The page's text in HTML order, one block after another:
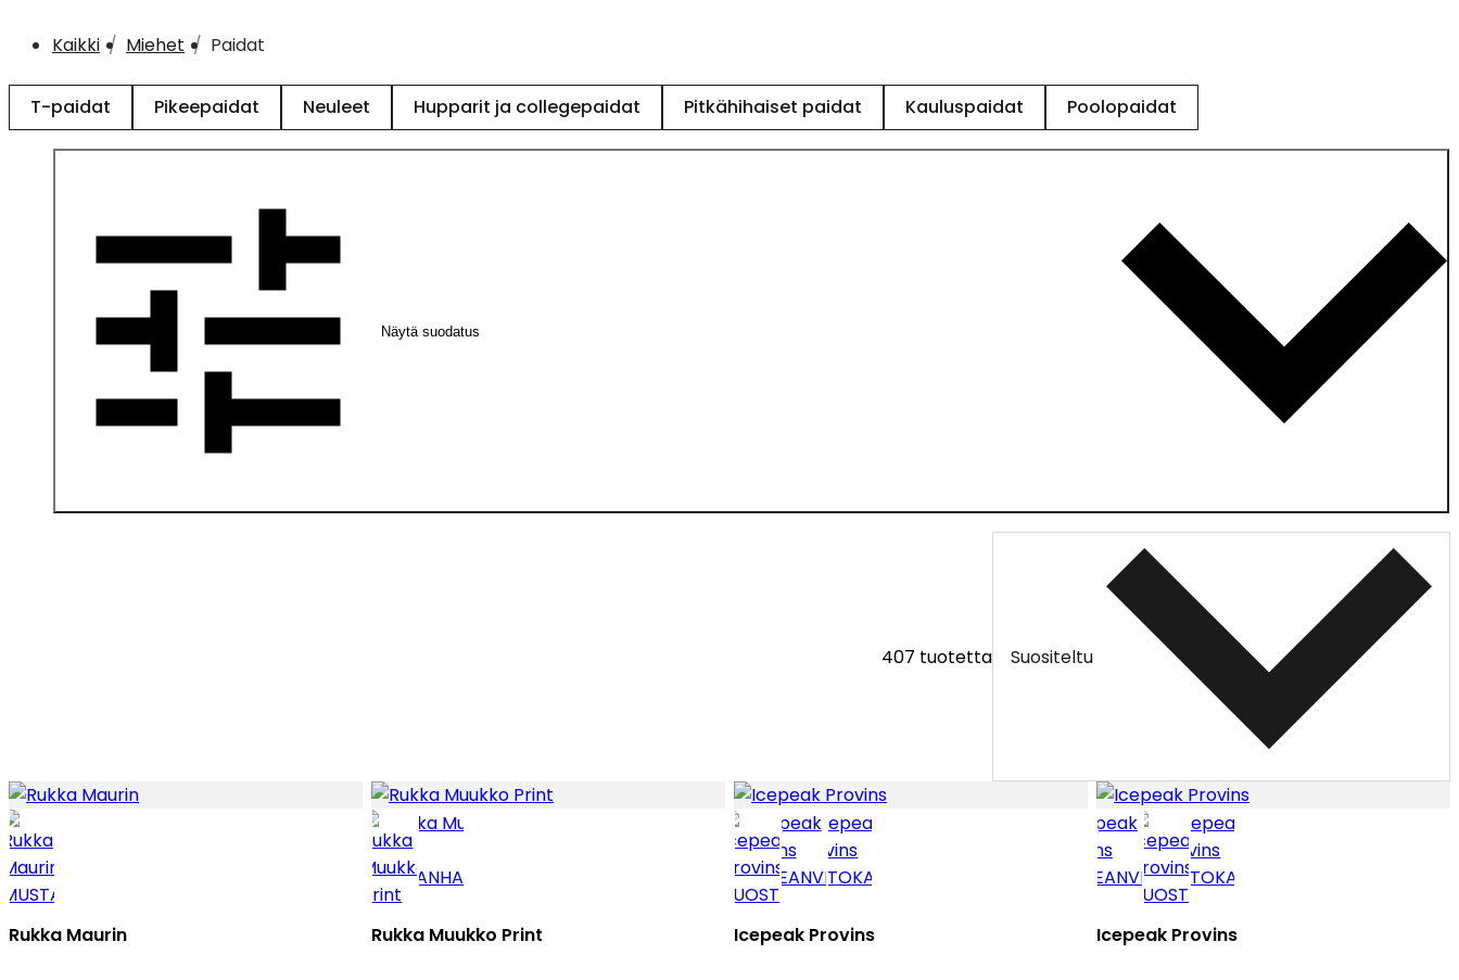
Kaikki Miehet Paidat
T-paidat Pikeepaidat Neuleet Hupparit ja collegepaidat Pitkähihaiset paidat Kauluspaidat Poolopaidat
Näytä suodatus
407 tuotetta Suositeltu
Rukka Maurin Rukka Muukko Print Icepeak Provins Icepeak Provins